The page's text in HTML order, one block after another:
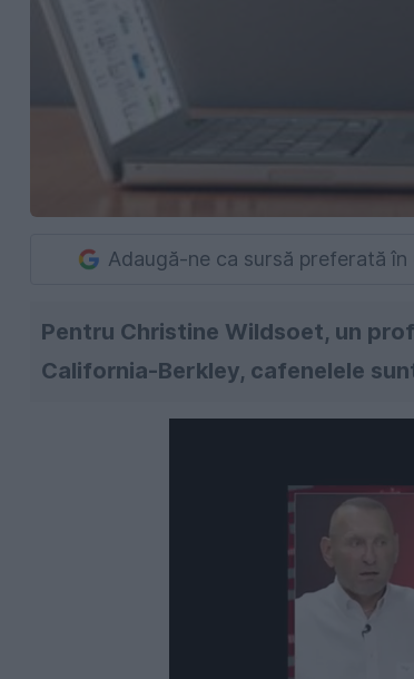
Adaugă-ne ca sursă preferată în
Pentru Christine Wildsoet, un
California-Berkley, cafenelele